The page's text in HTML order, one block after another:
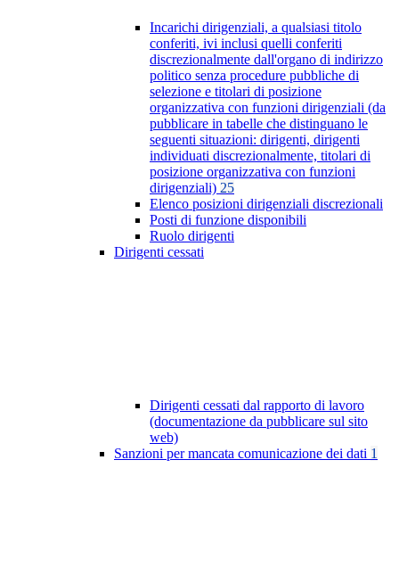
Incarichi dirigenziali, a qualsiasi titolo
conferiti, ivi inclusi quelli conferiti
discrezionalmente dall'organo di indirizzo
politico senza procedure pubbliche di
selezione e titolari di posizione
organizzativa con funzioni dirigenziali (da
pubblicare in tabelle che distinguano le
seguenti situazioni: dirigenti, dirigenti
individuati discrezionalmente, titolari di
posizione organizzativa con funzioni
dirigenziali) 25
Elenco posizioni dirigenziali discrezionali
Posti di funzione disponibili
Ruolo dirigenti
Dirigenti cessati
Dirigenti cessati dal rapporto di lavoro
(documentazione da pubblicare sul sito
web)
Sanzioni per mancata comunicazione dei dati 1